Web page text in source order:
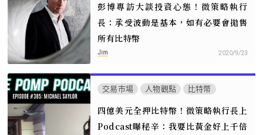
彭博專訪大談投資心態！微策略執行
長：承受波動是基本，如有必要會拋售
所有比特幣
Jim 2020/9/23
交易市場 人物觀點 比特幣
四億美元全押比特幣！微策略執行長上
Podcast曝秘辛：我要比黃金好上千倍